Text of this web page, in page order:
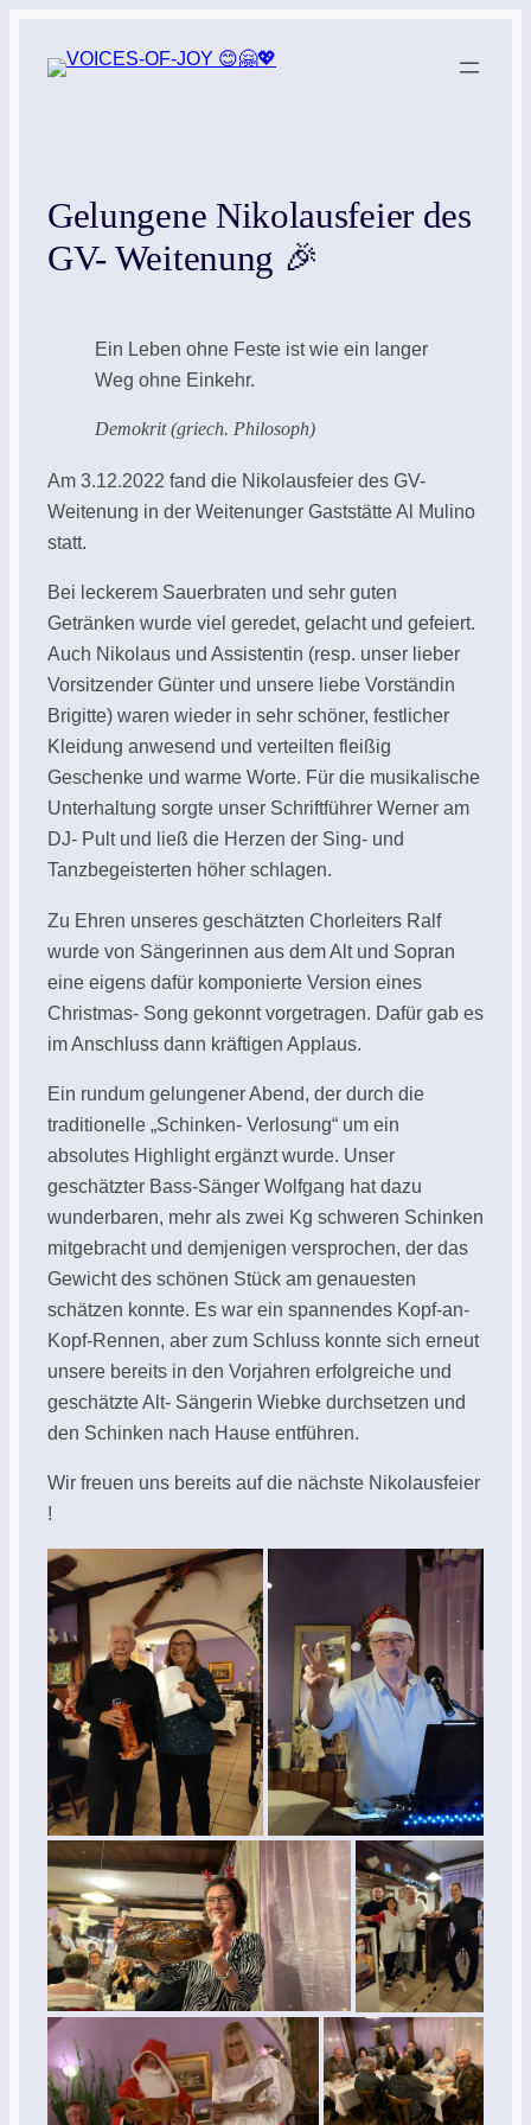
Inhalt
Gelungene Nikolausfeier des
GV- Weitenung 🎉
Ein Leben ohne Feste ist wie ein langer
Weg ohne Einkehr.
Demokrit (griech. Philosoph)
Am 3.12.2022 fand die Nikolausfeier des GV-
Weitenung in der Weitenunger Gaststätte Al Mulino
statt.
Bei leckerem Sauerbraten und sehr guten
Getränken wurde viel geredet, gelacht und gefeiert.
Auch Nikolaus und Assistentin (resp. unser lieber
Vorsitzender Günter und unsere liebe Vorständin
Brigitte) waren wieder in sehr schöner, festlicher
Kleidung anwesend und verteilten fleißig
Geschenke und warme Worte. Für die musikalische
Unterhaltung sorgte unser Schriftführer Werner am
DJ- Pult und ließ die Herzen der Sing- und
Tanzbegeisterten höher schlagen.
Zu Ehren unseres geschätzten Chorleiters Ralf
wurde von Sängerinnen aus dem Alt und Sopran
eine eigens dafür komponierte Version eines
Christmas- Song gekonnt vorgetragen. Dafür gab es
im Anschluss dann kräftigen Applaus.
Ein rundum gelungener Abend, der durch die
traditionelle „Schinken- Verlosung“ um ein
absolutes Highlight ergänzt wurde. Unser
geschätzter Bass-Sänger Wolfgang hat dazu
wunderbaren, mehr als zwei Kg schweren Schinken
mitgebracht und demjenigen versprochen, der das
Gewicht des schönen Stück am genauesten
schätzen konnte. Es war ein spannendes Kopf-an-
Kopf-Rennen, aber zum Schluss konnte sich erneut
unsere bereits in den Vorjahren erfolgreiche und
geschätzte Alt- Sängerin Wiebke durchsetzen und
den Schinken nach Hause entführen.
Wir freuen uns bereits auf die nächste Nikolausfeier
!